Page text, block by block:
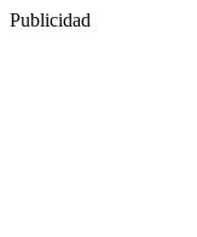
Publicidad